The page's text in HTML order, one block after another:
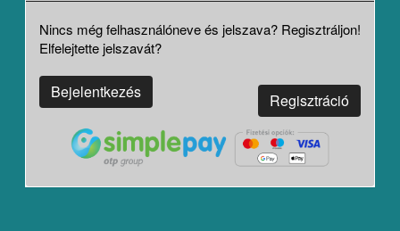
Nincs még felhasználóneve és jelszava? Regisztráljon!
Elfelejtette jelszavát?
Bejelentkezés Regisztráció